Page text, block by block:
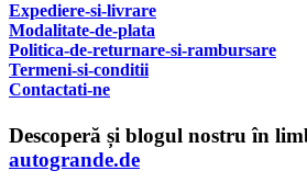
Expediere-si-livrare
Modalitate-de-plata
Politica-de-returnare-si-rambursare
Termeni-si-conditii
Contactati-ne
Descoperă și blogul nostru în
autogrande.de